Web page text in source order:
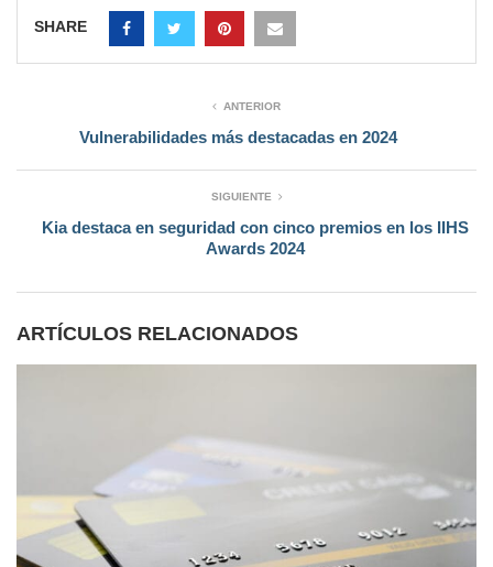
SHARE
ANTERIOR
Vulnerabilidades más destacadas en 2024
SIGUIENTE
Kia destaca en seguridad con cinco premios en los IIHS
Awards 2024
ARTÍCULOS RELACIONADOS